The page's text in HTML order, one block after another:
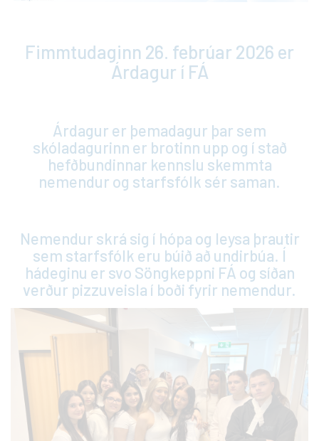
Fimmtudaginn 26. febrúar 2026 er
Árdagur í FÁ
Árdagur er þemadagur þar sem
skóladagurinn er brotinn upp og í stað
hefðbundinnar kennslu skemmta
nemendur og starfsfólk sér saman.
Nemendur skrá sig í hópa og leysa þrautir
sem starfsfólk eru búið að undirbúa. Í
hádeginu er svo Söngkeppni FÁ og síðan
verður pizzuveisla í boði fyrir nemendur.